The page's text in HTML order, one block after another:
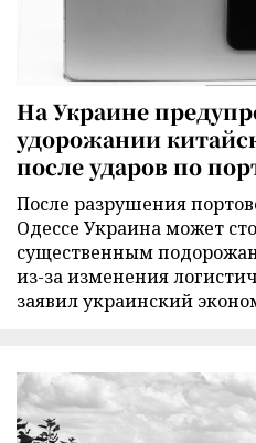
На Украине
удорожании
после ударов по
После разрушения
Одессе Украина может
существенным
из-за изменения
заявил украинский